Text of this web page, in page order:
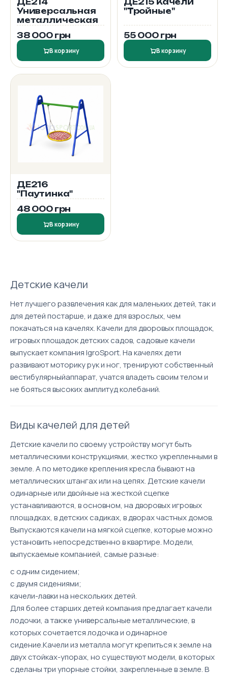
Универсальная
металлическая
38 000 грн
В корзину
"Тройные"
55 000 грн
В корзину
ДЕ216
"Паутинка"
48 000 грн
В корзину
Детские качели
Нет лучшего развлечения как для маленьких детей, так и
для детей постарше, и даже для взрослых, чем
покачаться на качелях. Качели для дворовых площадок,
игровых площадок детских садов, садовые качели
выпускает компания IgroSport. На качелях дети
развивают моторику рук и ног, тренируют собственный
вестибулярныйаппарат, учатся владеть своим телом и
не бояться высоких амплитуд колебаний.
Виды качелей для детей
Детские качели по своему устройству могут быть
металлическими конструкциями, жестко укрепленными в
земле. А по методике крепления кресла бывают на
металлических штангах или на цепях. Детские качели
одинарные или двойные на жесткой сцепке
устанавливаются, в основном, на дворовых игровых
площадках, в детских садиках, в дворах частных домов.
Выпускаются качели на мягкой сцепке, которые можно
установить непосредственно в квартире. Модели,
выпускаемые компанией, самые разные:
с одним сидением;
с двумя сидениями;
качели-лавки на нескольких детей.
Для более старших детей компания предлагает качели
лодочки, а также универсальные металлические, в
которых сочетается лодочка и одинарное
сидение.Качели из металла могут крепиться к земле на
двух стойках-упорах, но существуют модели, в которых
сделаны три упорные стойки, закрепленные в земле. В